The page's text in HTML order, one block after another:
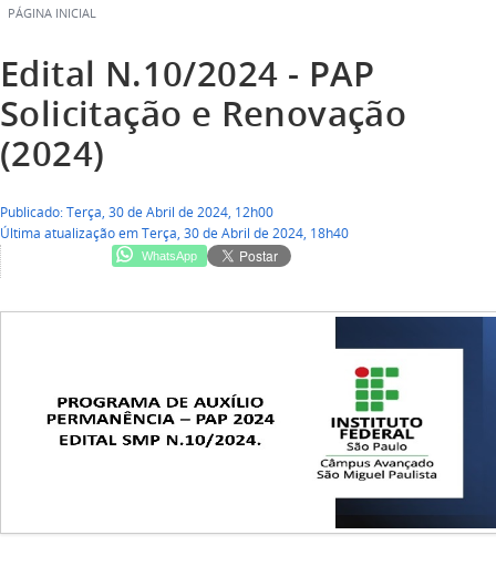
PÁGINA INICIAL
Edital N.10/2024 - PAP
Solicitação e Renovação
(2024)
Publicado: Terça, 30 de Abril de 2024, 12h00
Última atualização em Terça, 30 de Abril de 2024, 18h40
WhatsApp